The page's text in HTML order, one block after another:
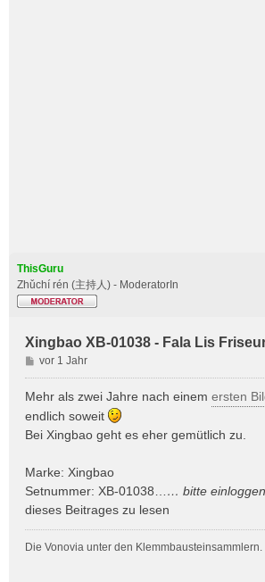
ThisGuru
Zhǔchí rén (主持人) - ModeratorIn
Xingbao XB-01038 - Fala Lis
B
e
i
r
a
vor 1 Jahr
Mehr als zwei Jahre nach einem ersten
endlich soweit
Bei Xingbao geht es eher gemütlich zu.
Marke: Xingbao
Setnummer: XB-01038… … bitte einloggen
dieses Beitrages zu lesen
Die Vonovia unter den Klemmbausteinsammlern.